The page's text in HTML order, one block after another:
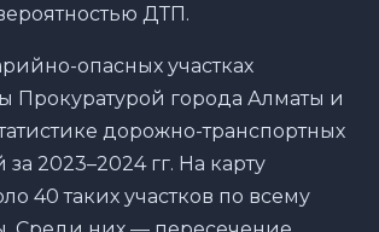
ДТП.
опасных участках
Прокуратурой города Алматы и
дорожно-транспортных
2023–2024 гг. На карту
40 таких участков по всему